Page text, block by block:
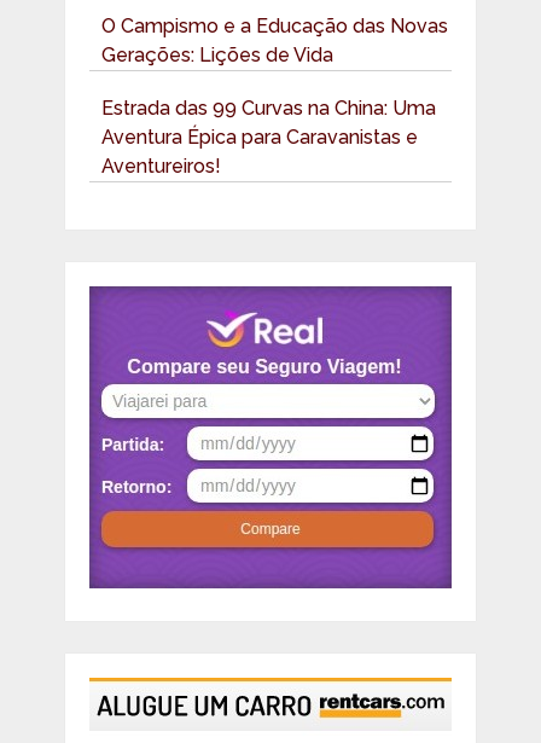
O Campismo e a Educação das Novas
Gerações: Lições de Vida
Estrada das 99 Curvas na China: Uma
Aventura Épica para Caravanistas e
Aventureiros!